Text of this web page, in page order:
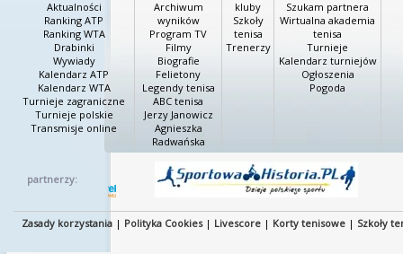
Aktualności
Ranking ATP
Ranking WTA
Drabinki
Wywiady
Kalendarz ATP
Kalendarz WTA
Turnieje zagraniczne
Turnieje polskie
Transmisje online
Archiwum
wyników
Program TV
Filmy
Biografie
Felietony
Legendy tenisa
ABC tenisa
Jerzy Janowicz
Agnieszka
Radwańska
kluby
Szkoły
tenisa
Trenerzy
Szukam partnera
Wirtualna akademia
tenisa
Turnieje
Kalendarz turniejów
Ogłoszenia
Pogoda
partnerzy:
Zasady korzystania | Polityka Cookies| Livescore | Korty tenisowe | Szkoły